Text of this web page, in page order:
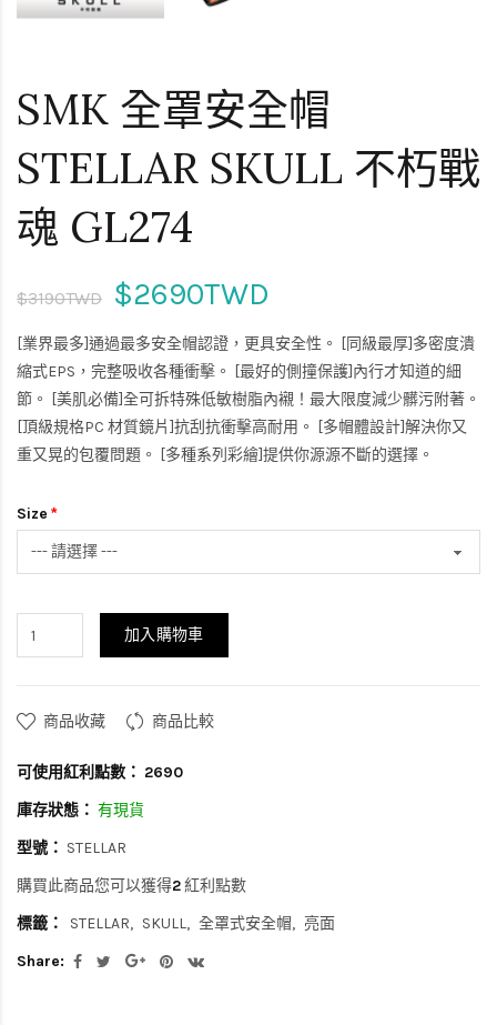
SMK 全罩安全帽
STELLAR SKULL 不朽戰
魂 GL274
$3190TWD $2690TWD
[業界最多]通過最多安全帽認證，更具安全性。 [同級最厚]多密度潰
縮式EPS，完整吸收各種衝擊。 [最好的側撞保護]內行才知道的細
節。 [美肌必備]全可拆特殊低敏樹脂內襯！最大限度減少髒污附著。
[頂級規格PC 材質鏡片]抗刮抗衝擊高耐用。 [多帽體設計]解決你又
重又晃的包覆問題。 [多種系列彩繪]提供你源源不斷的選擇。
Size
加入購物車
商品收藏 商品比較
可使用紅利點數： 2690
庫存狀態： 有現貨
型號： STELLAR
購買此商品您可以獲得2紅利點數
標籤：
STELLAR SKULL 全罩式安全帽
亮面
Share: